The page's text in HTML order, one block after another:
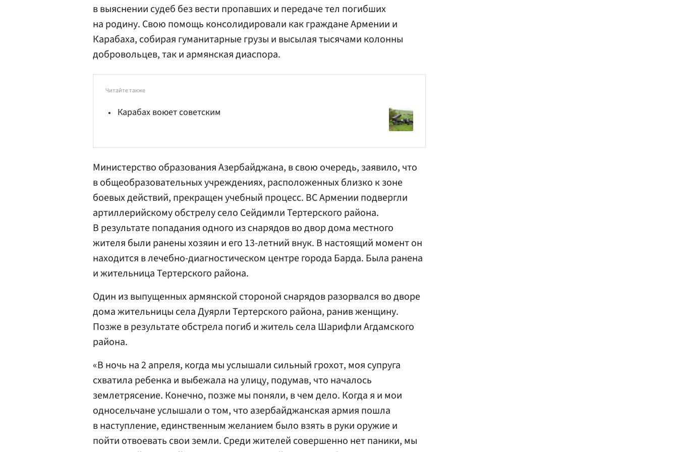
в выяснении судеб без вести пропавших и передаче тел погибших
на родину. Свою помощь консолидировали как граждане Армении и
Карабаха, собирая гуманитарные грузы и высылая тысячами колонны
добровольцев, так и армянская диаспора.
Читайте также
Карабах воюет советским
Министерство образования Азербайджана, в свою очередь, заявило, что
в общеобразовательных учреждениях, расположенных близко к зоне
боевых действий, прекращен учебный процесс. ВС Армении подвергли
артиллерийскому обстрелу село Сейдимли Тертерского района.
В результате попадания одного из снарядов во двор дома местного
жителя были ранены хозяин и его 13-летний внук. В настоящий момент он
находится в лечебно-диагностическом центре города Барда. Была ранена
и жительница Тертерского района.
Один из выпущенных армянской стороной снарядов разорвался во дворе
дома жительницы села Дуярли Тертерского района, ранив женщину.
Позже в результате обстрела погиб и житель села Шарифли Агдамского
района.
«В ночь на 2 апреля, когда мы услышали сильный грохот, моя супруга
схватила ребенка и выбежала на улицу, подумав, что началось
землетрясение. Конечно, позже мы поняли, в чем дело. Когда я и мои
односельчане услышали о том, что азербайджанская армия пошла
в наступление, единственным желанием было взять в руки оружие и
пойти отвоевать свои земли. Среди жителей совершенно нет паники, мы